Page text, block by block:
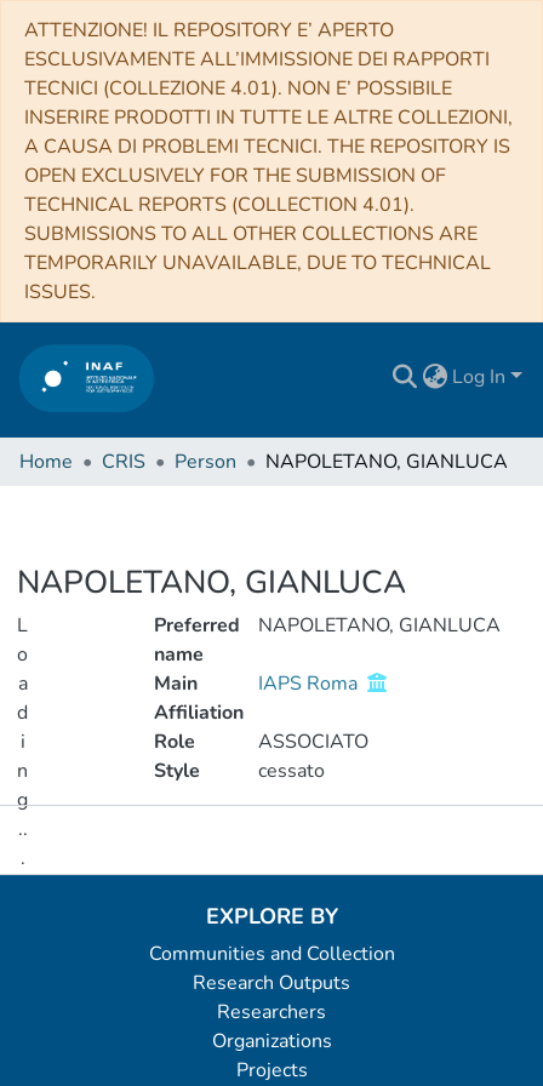
ATTENZIONE! IL REPOSITORY E’ APERTO
ESCLUSIVAMENTE ALL’IMMISSIONE DEI RAPPORTI
TECNICI (COLLEZIONE 4.01). NON E’ POSSIBILE
INSERIRE PRODOTTI IN TUTTE LE ALTRE COLLEZIONI,
A CAUSA DI PROBLEMI TECNICI. THE REPOSITORY IS
OPEN EXCLUSIVELY FOR THE SUBMISSION OF
TECHNICAL REPORTS (COLLECTION 4.01).
SUBMISSIONS TO ALL OTHER COLLECTIONS ARE
TEMPORARILY UNAVAILABLE, DUE TO TECHNICAL
ISSUES.
Log In
Home CRIS Person NAPOLETANO, GIANLUCA
NAPOLETANO, GIANLUCA
L
o
a
d
i
n
g
..
.
Preferred
name
NAPOLETANO, GIANLUCA
Main
Affiliation
IAPS Roma
Role
ASSOCIATO
Style
cessato
EXPLORE BY
Communities and Collection
Research Outputs
Researchers
Organizations
Projects